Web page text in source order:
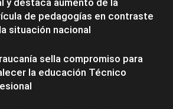
y destaca aumento de la
de pedagogías en contraste
situación nacional
sella compromiso para
la educación Técnico